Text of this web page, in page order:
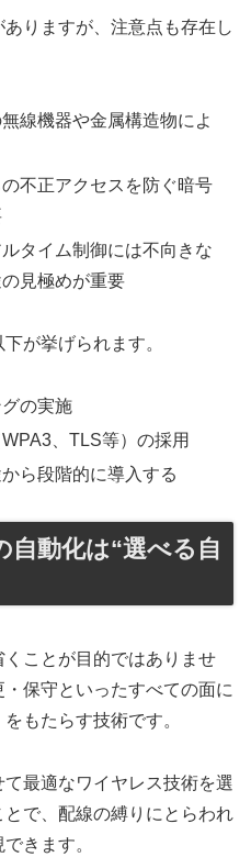
りますが、注意点も存在し
無線機器や金属構造物によ
の不正アクセスを防ぐ暗号
タイム制御には不向きな
見極めが重要
が挙げられます。
の実施
、TLS等）の採用
ら段階的に導入する
自動化は“選べる自
ことが目的ではありませ
保守といったすべての面に
もたらす技術です。
最適なワイヤレス技術を選
で、配線の縛りにとらわれ
きます。